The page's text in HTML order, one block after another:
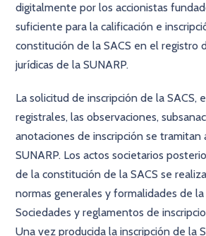
digitalmente por los accionistas
suficiente para la calificación e
constitución de la SACS en el registro
jurídicas de la SUNARP.
La solicitud de inscripción de la SACS,
registrales, las observaciones,
anotaciones de inscripción se tramitan
SUNARP. Los actos societarios
de la constitución de la SACS se
normas generales y formalidades de
Sociedades y reglamentos de
Una vez producida la inscripción de la